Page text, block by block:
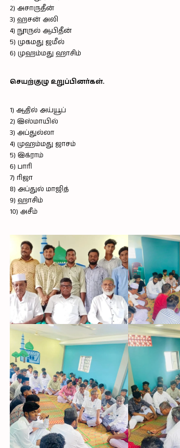
2) அசாருதீன்
3) ஹசன் அலி
4) நூருல் ஆபிதீன்
5) முகமது ஜமீல்
6) முஹம்மது ஹாசிம்
செயற்குழு உறுப்பினர்கள்.
1) ஆதில் அய்யூப்
2) இஸ்மாயில்
3) அப்துல்லா
4) முஹம்மது ஜாசம்
5) இக்ராம்
6) பாரி
7) ரிஜா
8) அப்துல் மாஜித்
9) ஹாசிம்
10) அசீம்